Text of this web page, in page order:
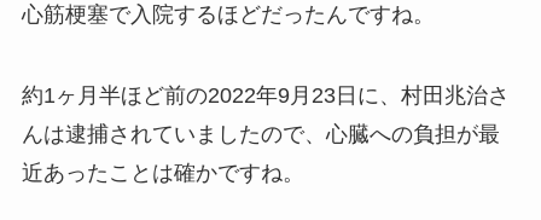
心筋梗塞で入院するほどだったんですね。
約1ヶ月半ほど前の2022年9月23日に、村田兆治さ
んは逮捕されていましたので、心臓への負担が最
近あったことは確かですね。